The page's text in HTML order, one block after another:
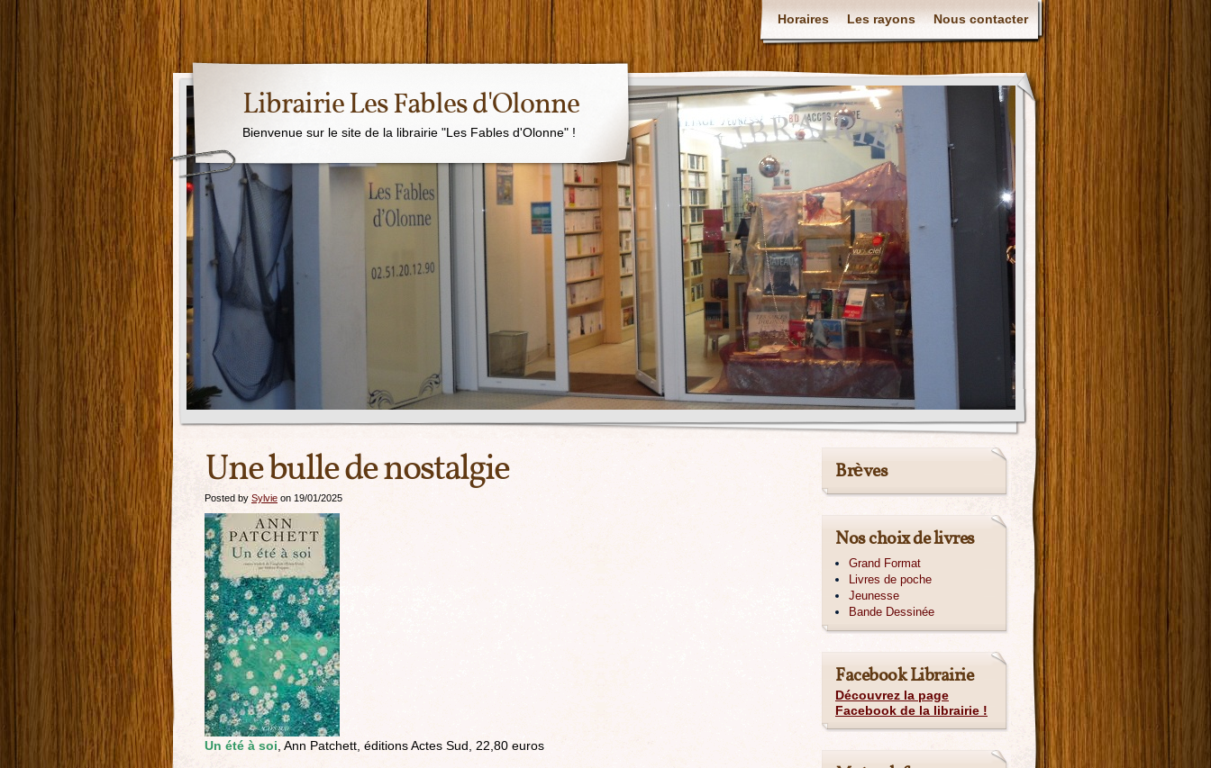
Horaires Les rayons Nous contacter
Librairie Les Fables d'Olonne
Bienvenue sur le site de la librairie "Les Fables d'Olonne" !
Une bulle de nostalgie
Posted by Sylvie on 19/01/2025
Un été à soi , Ann Patchett, éditions Actes Sud, 22,80 euros
Brèves
Nos choix de livres
Grand Format
Livres de poche
Jeunesse
Bande Dessinée
Facebook Librairie
Découvrez la page
Facebook de la librairie !